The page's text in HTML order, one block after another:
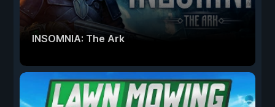
INSOMNIA: The Ark